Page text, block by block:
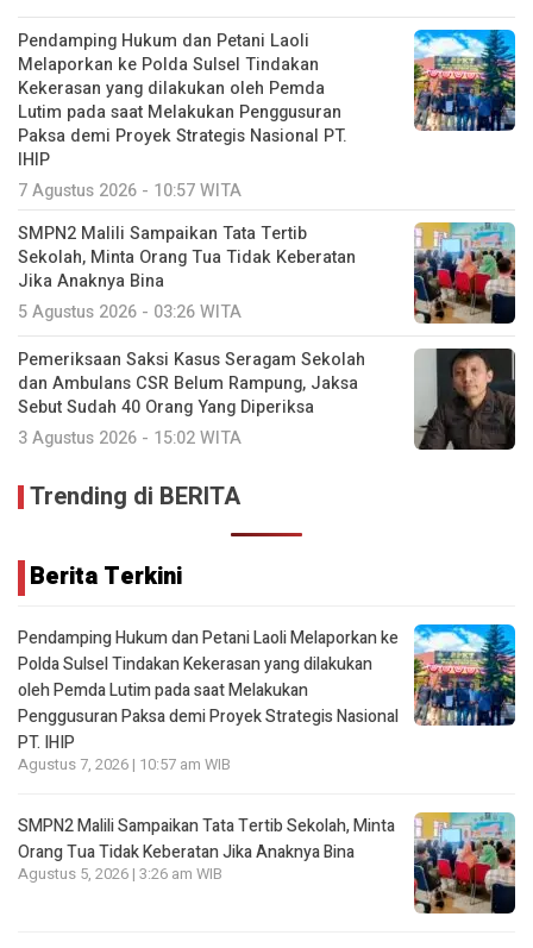
Pendamping Hukum dan Petani Laoli
Melaporkan ke Polda Sulsel Tindakan
Kekerasan yang dilakukan oleh Pemda
Lutim pada saat Melakukan Penggusuran
Paksa demi Proyek Strategis Nasional PT.
IHIP
7 Agustus 2026 - 10:57 WITA
SMPN2 Malili Sampaikan Tata Tertib
Sekolah, Minta Orang Tua Tidak Keberatan
Jika Anaknya Bina
5 Agustus 2026 - 03:26 WITA
Pemeriksaan Saksi Kasus Seragam Sekolah
dan Ambulans CSR Belum Rampung, Jaksa
Sebut Sudah 40 Orang Yang Diperiksa
3 Agustus 2026 - 15:02 WITA
Trending di BERITA
Berita Terkini
Pendamping Hukum dan Petani Laoli Melaporkan ke
Polda Sulsel Tindakan Kekerasan yang dilakukan
oleh Pemda Lutim pada saat Melakukan
Penggusuran Paksa demi Proyek Strategis Nasional
PT. IHIP
Agustus 7, 2026 | 10:57 am WIB
SMPN2 Malili Sampaikan Tata Tertib Sekolah, Minta
Orang Tua Tidak Keberatan Jika Anaknya Bina
Agustus 5, 2026 | 3:26 am WIB